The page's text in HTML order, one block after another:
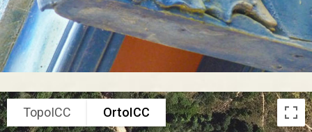
TopoICC OrtoICC